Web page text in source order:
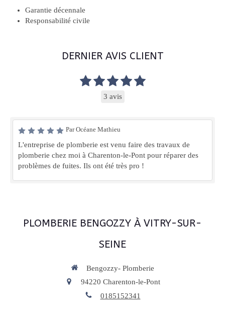
Garantie décennale
Responsabilité civile
DERNIER AVIS CLIENT
3 avis
Par Océane Mathieu
L'entreprise de plomberie est venu faire des travaux de
plomberie chez moi à Charenton-le-Pont pour réparer des
problèmes de fuites. Ils ont été très pro !
PLOMBERIE BENGOZZY À VITRY-SUR-
SEINE
Bengozzy- Plomberie
94220 Charenton-le-Pont
0185152341